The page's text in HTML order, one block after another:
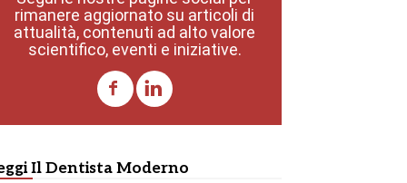
rimanere aggiornato su articoli di
attualità, contenuti ad alto valore
scientifico, eventi e iniziative.
Il Dentista Moderno